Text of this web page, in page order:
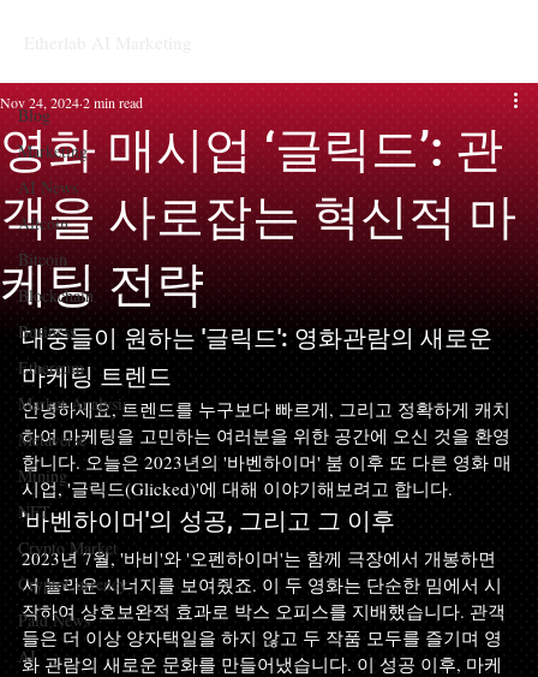
Blog
Marketing
AI News
Altcoin
Bitcoin
Blockchain
Business
Ethereum
Market Analysis
Metaverse
Mining
NFT
Crypto Market
CryptoCurrency
Paid News
AI
영화 매시업 ‘글릭드’: 관
객을 사로잡는 혁신적 마
케팅 전략
Nov 24, 20242 min read
대중들이 원하는 '글릭드': 영화관람의 새로운
마케팅 트렌드
안녕하세요, 트렌드를 누구보다 빠르게, 그리고 정확하게 캐치
하여 마케팅을 고민하는 여러분을 위한 공간에 오신 것을 환영
합니다. 오늘은 2023년의 '바벤하이머' 붐 이후 또 다른 영화 매
시업, '글릭드(Glicked)'에 대해 이야기해보려고 합니다.
'바벤하이머'의 성공, 그리고 그 이후
2023년 7월, '바비'와 '오펜하이머'는 함께 극장에서 개봉하면
서 놀라운 시너지를 보여줬죠. 이 두 영화는 단순한 밈에서 시
작하여 상호보완적 효과로 박스 오피스를 지배했습니다. 관객
들은 더 이상 양자택일을 하지 않고 두 작품 모두를 즐기며 영
화 관람의 새로운 문화를 만들어냈습니다. 이 성공 이후, 마케